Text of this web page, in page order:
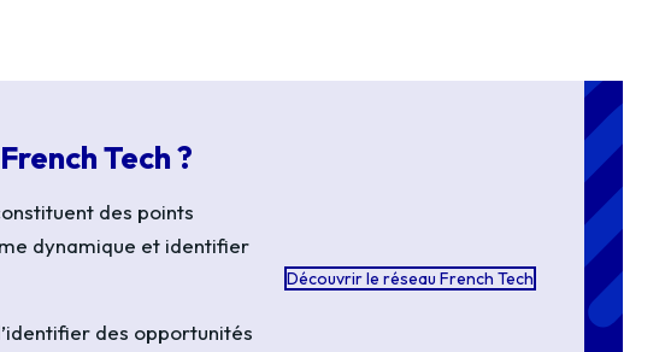
Tech ?
des points
dynamique et identifier
des opportunités
Découvrir le réseau French Tech